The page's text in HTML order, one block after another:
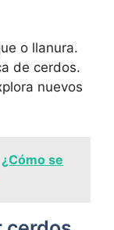
o llanura.
de cerdos.
nuevos⁤
¿Cómo se